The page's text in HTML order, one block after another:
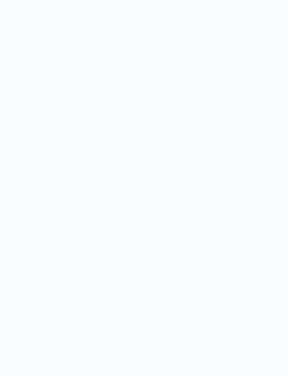
oder zu